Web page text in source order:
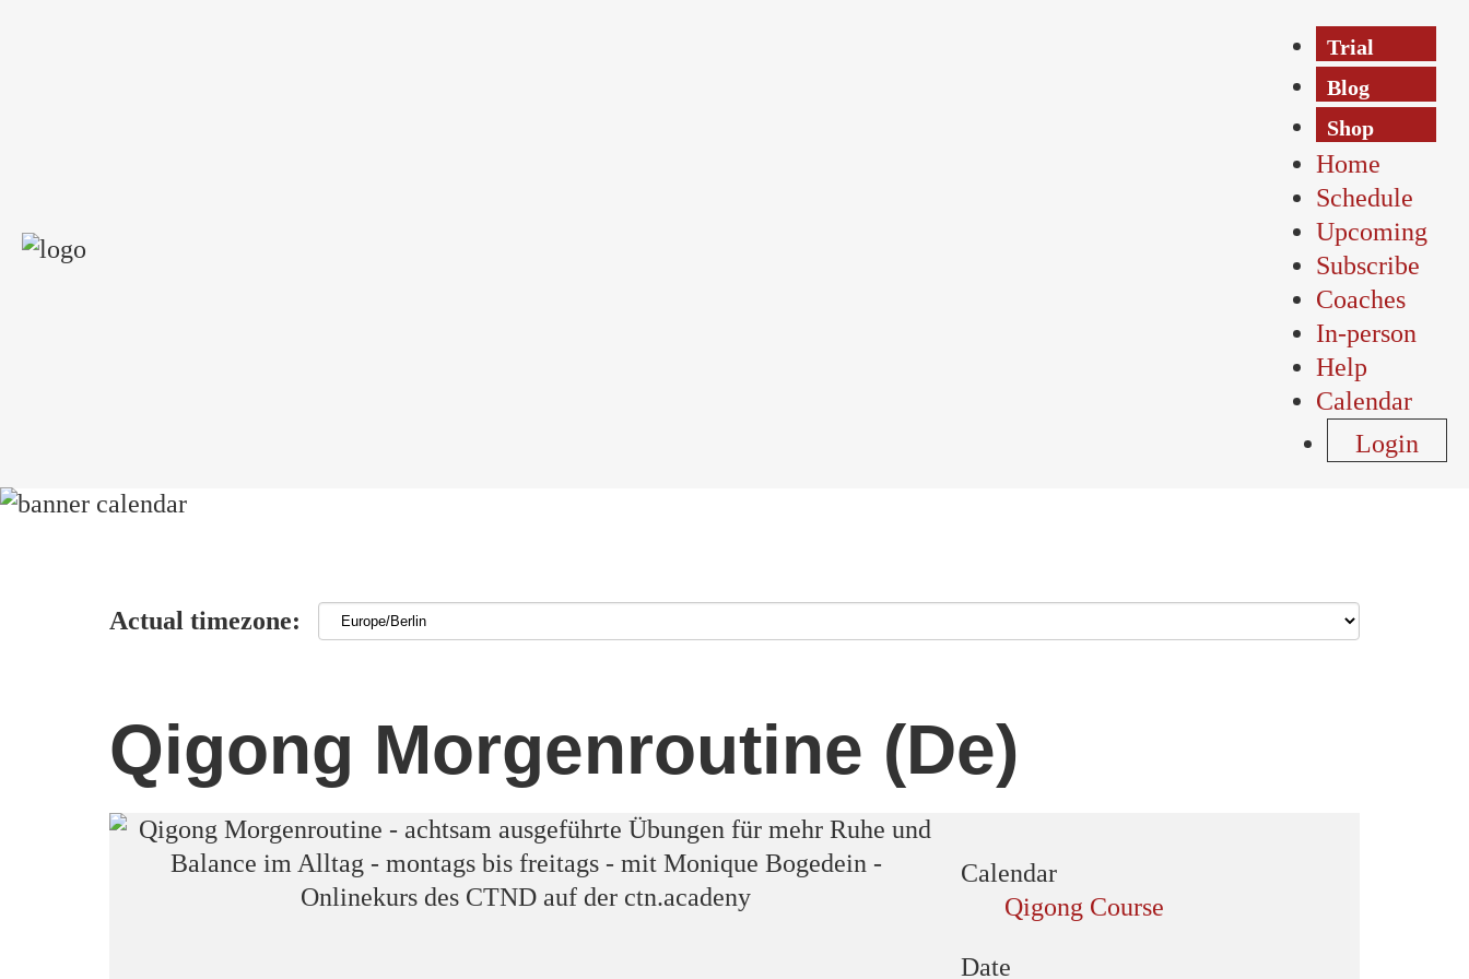
Trial
Blog
Shop
Home
Schedule
Upcoming
Subscribe
Coaches
In-person
Help
Calendar
Login
Actual timezone:
Qigong Morgenroutine (De)
Calendar
Qigong Course
Date